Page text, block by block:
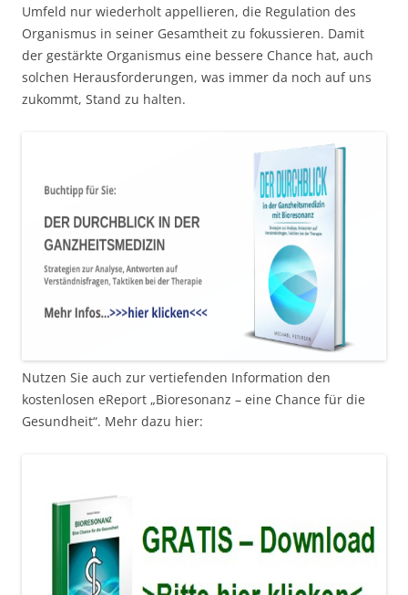
Umfeld nur wiederholt appellieren, die Regulation des
Organismus in seiner Gesamtheit zu fokussieren. Damit
der gestärkte Organismus eine bessere Chance hat, auch
solchen Herausforderungen, was immer da noch auf uns
zukommt, Stand zu halten.
Nutzen Sie auch zur vertiefenden Information den
kostenlosen eReport „Bioresonanz – eine Chance für die
Gesundheit“. Mehr dazu hier: